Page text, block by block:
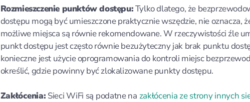
Rozmieszczenie punktów dostępu:Tylko dlatego, że
dostępu mogą być umieszczone praktycznie wszędzie, nie oznacza,
możliwe miejsca są równie rekomendowane. W rzeczywistości źle
punkt dostępu jest często równie bezużyteczny jak brak punktu
konieczne jest użycie oprogramowania do kontroli miejsc
określić, gdzie powinny być zlokalizowane punkty dostępu.
Zakłócenia: Sieci WiFi są podatne na zakłócenia ze strony innych